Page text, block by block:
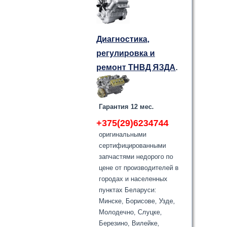
Диагностика,
регулировка и
ремонт ТНВД ЯЗДА.
Гарантия 12 мес.
+375(29)6234744
оригинальными
сертифицированными
запчастями недорого по
цене от производителей в
городах и населенных
пунктах Беларуси:
Минске, Борисове, Узде,
Молодечно, Слуцке,
Березино, Вилейке,